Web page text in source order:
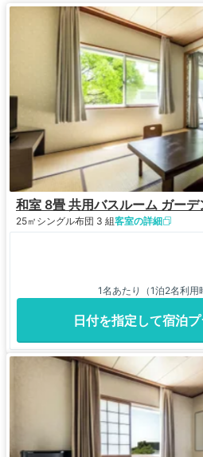
和室 8畳 共用バスルーム ガー
25㎡ シングル布団 3 組客室の詳細
1名あたり（1泊2名利用
日付を指定して宿泊